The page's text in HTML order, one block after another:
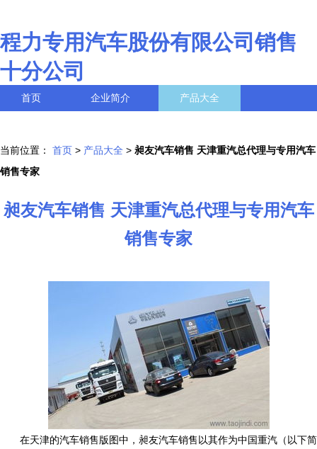
程力专用汽车股份有限公司销售
十分公司
首页 企业简介 产品大全
当前位置： 首页 > 产品大全 > 昶友汽车销售 天津重汽总代理与专用汽车
销售专家
昶友汽车销售 天津重汽总代理与专用汽车
销售专家
在天津的汽车销售版图中，昶友汽车销售以其作为中国重汽（以下简